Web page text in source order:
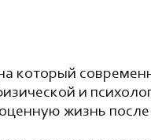
который
и
жизнь